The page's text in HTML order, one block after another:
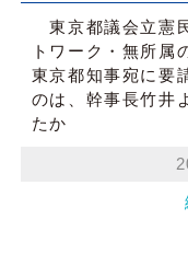
東京都議会立憲
トワーク・無所属
東京都知事宛に
のは、幹事長竹井
たか